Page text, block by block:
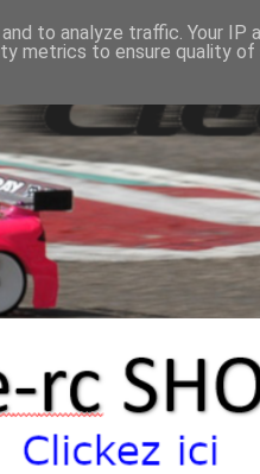
to analyze traffic. Your IP
metrics to ensure quality of